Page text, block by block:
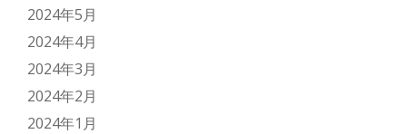
2024年5月
2024年4月
2024年3月
2024年2月
2024年1月